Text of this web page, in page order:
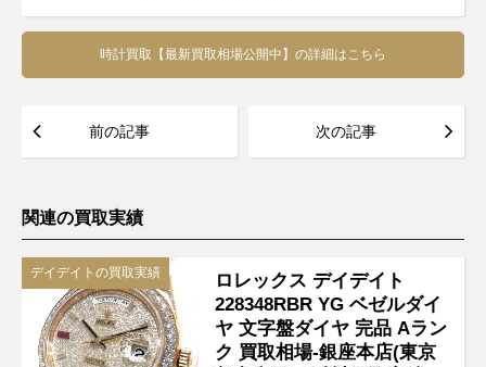
時計買取【最新買取相場公開中】の詳細はこちら
前の記事 次の記事
関連の買取実績
デイデイトの買取実績
ロレックス デイデイト
228348RBR YG ベゼルダイ
ヤ 文字盤ダイヤ 完品 Aラン
ク 買取相場-銀座本店(東京